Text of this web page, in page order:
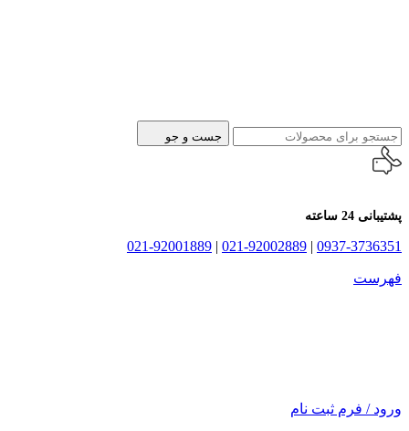
جست و جو
پشتیبانی 24 ساعته
0937-3736351
|
021-92002889
|
021-92001889
فهرست
ورود / فرم ثبت نام